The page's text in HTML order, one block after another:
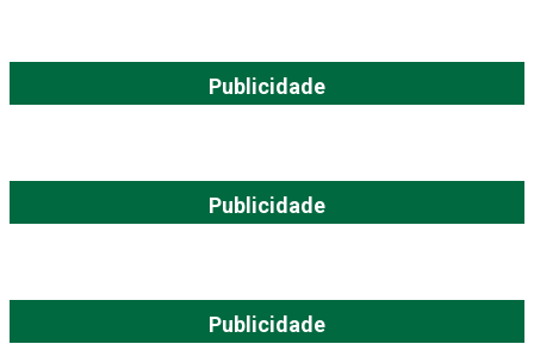
Publicidade
Publicidade
Publicidade